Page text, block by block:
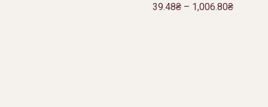
39.48₴– 1,006.80₴